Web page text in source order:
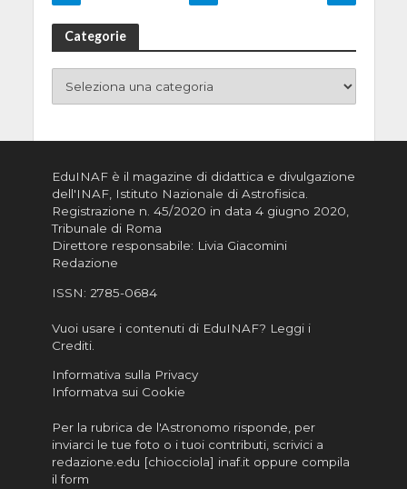
Categorie
EduINAF è il magazine di didattica e divulgazione
dell'INAF, Istituto Nazionale di Astrofisica.
Registrazione n. 45/2020 in data 4 giugno 2020,
Tribunale di Roma
Direttore responsabile: Livia Giacomini
Redazione
ISSN: 2785-0684
Vuoi usare i contenuti di EduINAF? Leggi i
Crediti.
Informativa sulla Privacy
Informatva sui Cookie
Per la rubrica de l'Astronomo risponde, per
inviarci le tue foto o i tuoi contributi, scrivici a
redazione.edu [chiocciola] inaf.it oppure compila
il form